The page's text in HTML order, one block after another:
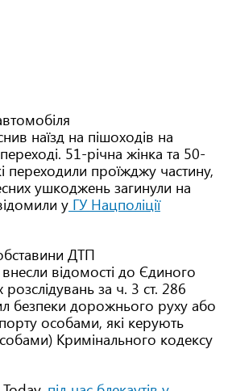
наїзд на пішоходів на
51-річна жінка та 50-
переходили проїжджу частину,
ушкоджень загинули на
у ГУ Нацполіції
ДТП
відомості до Єдиного
за ч. 3 ст. 286
безпеки дорожнього руху або
особами, які керують
Кримінального кодексу